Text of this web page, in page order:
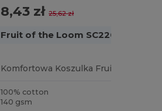
8,43 zł25,62 zł
Fruit of the Loom SC220
100% cotton
140 gsm